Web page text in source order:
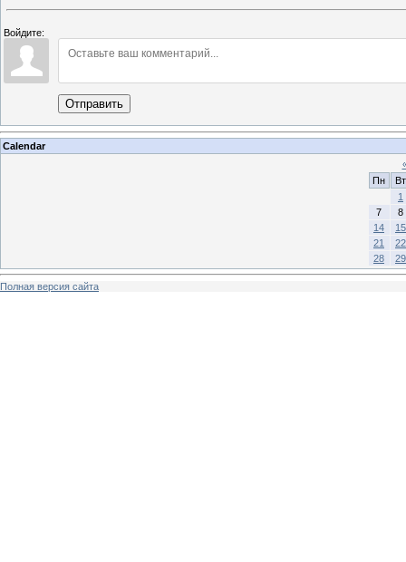
Войдите:
Отправить
Calendar
Пн
Вт
1
7
8
14
15
21
22
28
29
Полная версия сайта